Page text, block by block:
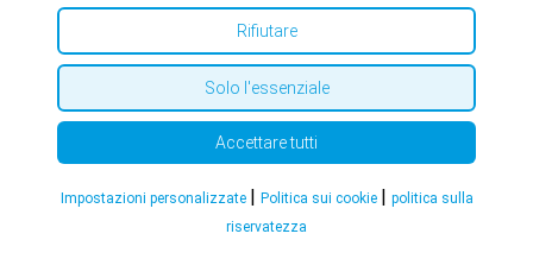
Il professore Morelli si é dimostrato gentile, pacato, chiaro
nell'espressione, accurato
Rifiutare
Solo l'essenziale
Accettare tutti
Impostazioni personalizzate | Politica sui cookie | politica sulla
riservatezza